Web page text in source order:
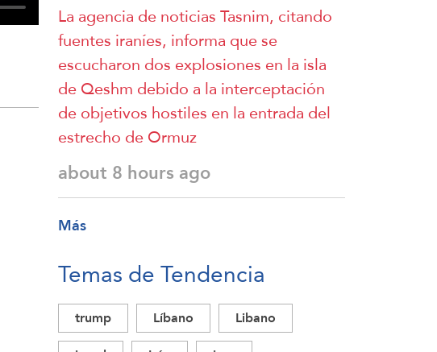
La agencia de noticias Tasnim, citando
fuentes iraníes, informa que se
escucharon dos explosiones en la isla
de Qeshm debido a la interceptación
de objetivos hostiles en la entrada del
estrecho de Ormuz
about 8 hours ago
Más
Temas de Tendencia
trump Líbano
Libano